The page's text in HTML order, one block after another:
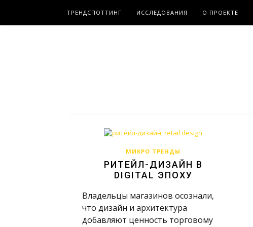
ТРЕНДСПОТТИНГ ИССЛЕДОВАНИЯ О ПРОЕКТЕ
МИКРО ТРЕНДЫ
РИТЕЙЛ-ДИЗАЙН В
DIGITAL ЭПОХУ
Владельцы магазинов осознали,
что дизайн и архитектура
добавляют ценность торговому